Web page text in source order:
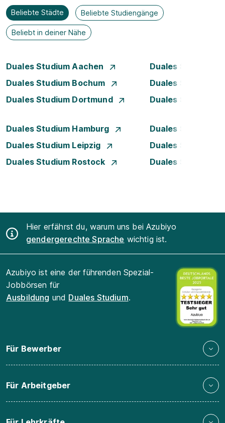
Beliebte Städte Beliebte Studiengänge
Beliebt in deiner Nähe
Duales Studium Aachen
Duales Studium
Duales Studium Bochum
Duales Studium
Duales Studium Dortmund
Duales Studium
Duales Studium Hamburg
Duales Studium
Duales Studium Leipzig
Duales Studium
Duales Studium Rostock
Duales Studium
Hier erfährst du, warum uns bei Azubiyo
gendergerechte Sprache wichtig ist.
Azubiyo ist eine der führenden Spezial-
Jobbörsen für
Ausbildung und Duales Studium.
Für Bewerber
Für Arbeitgeber